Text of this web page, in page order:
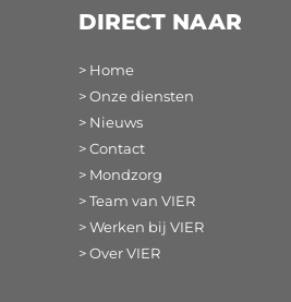
DIRECT NAAR
> Home
> Onze diensten
> Nieuws
> Contact
> Mondzorg
> Team van VIER
> Werken bij VIER
> Over VIER